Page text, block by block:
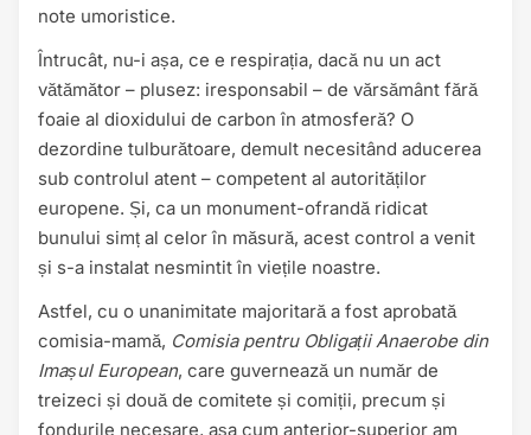
note umoristice.
Întrucât, nu-i așa, ce e respirația, dacă nu un act
vătămător – plusez: iresponsabil – de vărsământ fără
foaie al dioxidului de carbon în atmosferă? O
dezordine tulburătoare, demult necesitând aducerea
sub controlul atent – competent al autorităților
europene. Și, ca un monument-ofrandă ridicat
bunului simț al celor în măsură, acest control a venit
și s-a instalat nesmintit în viețile noastre.
Astfel, cu o unanimitate majoritară a fost aprobată
comisia-mamă, Comisia pentru Obligații Anaerobe din
Imașul European, care guvernează un număr de
treizeci și două de comitete și comiții, precum și
fondurile necesare, așa cum anterior-superior am